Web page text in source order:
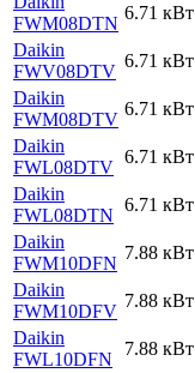
FWM08DTN
6.71 кВт
Daikin
FWV08DTV
6.71 кВт
Daikin
FWM08DTV
6.71 кВт
Daikin
FWL08DTV
6.71 кВт
Daikin
FWL08DTN
6.71 кВт
Daikin
FWM10DFN
7.88 кВт
Daikin
FWM10DFV
7.88 кВт
Daikin
FWL10DFN
7.88 кВт